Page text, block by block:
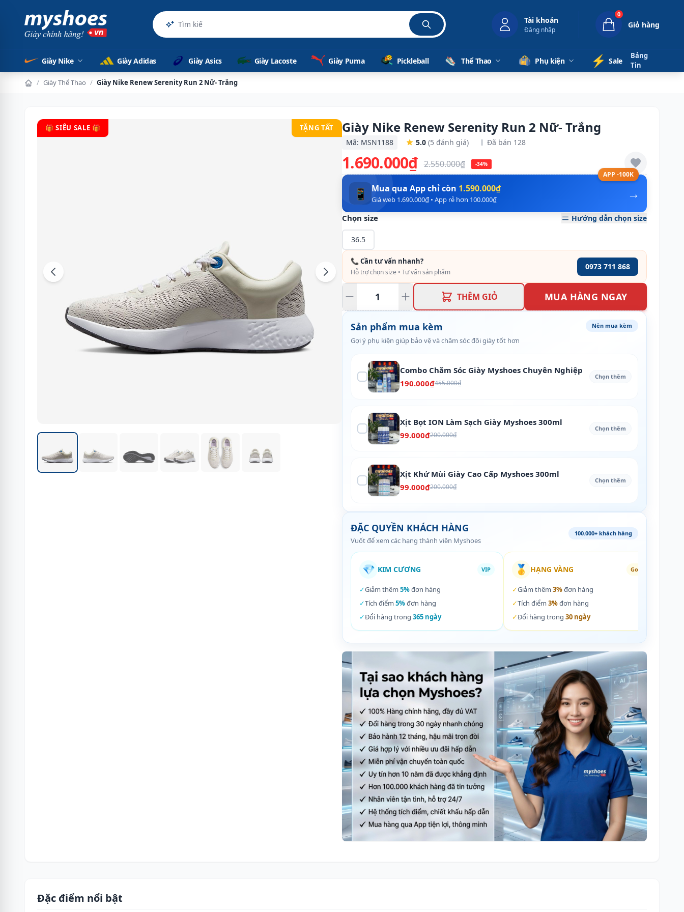
Sản phẩm Tài khoản
Đăng nhập
0
Giỏ hàng
Giày Nike Giày Adidas Giày Asics Giày Lacoste Giày Puma Pickleball Thể Thao Phụ kiện ⚡️ Sale
Bảng
Tin
/ Giày Thể Thao / Giày Nike Renew Serenity Run 2 Nữ- Trắng
🎁 SIÊU SALE 🎁 TẶNG TẤT Giày Nike Renew Serenity Run 2 Nữ- Trắng
Mã: MSN1188 5.0 (5 đánh giá) Đã bán 128
1.690.000₫ 2.550.000₫ -34%
APP -100K
→
📱 Mua qua App chỉ còn 1.590.000₫
Giá web 1.690.000₫ • App rẻ hơn 100.000₫
Chọn size Hướng dẫn chọn size
36.5
📞 Cần tư vấn nhanh?
Hỗ trợ chọn size • Tư vấn sản phẩm
0973 711 868
THÊM GIỎ MUA HÀNG NGAY
Sản phẩm mua kèm
Gợi ý phụ kiện giúp bảo vệ và chăm sóc đôi giày tốt hơn
Nên mua kèm
Combo Chăm Sóc Giày Myshoes Chuyên Nghiệp
190.000₫455.000₫
Chọn thêm
Xịt Bọt ION Làm Sạch Giày Myshoes 300ml
99.000₫200.000₫
Chọn thêm
Xịt Khử Mùi Giày Cao Cấp Myshoes 300ml
99.000₫200.000₫
Chọn thêm
ĐẶC QUYỀN KHÁCH HÀNG
Vuốt để xem các hạng thành viên Myshoes
100.000+ khách hàng
💎 KIM CƯƠNG VIP
✓Giảm thêm 5%đơn hàng
✓Tích điểm 5%đơn hàng
✓Đổi hàng trong 365 ngày
🥇 HẠNG VÀNG Gold
✓Giảm thêm 3%đơn hàng
✓Tích điểm 3%đơn hàng
✓Đổi hàng trong 30 ngày
Đặc điểm nổi bật